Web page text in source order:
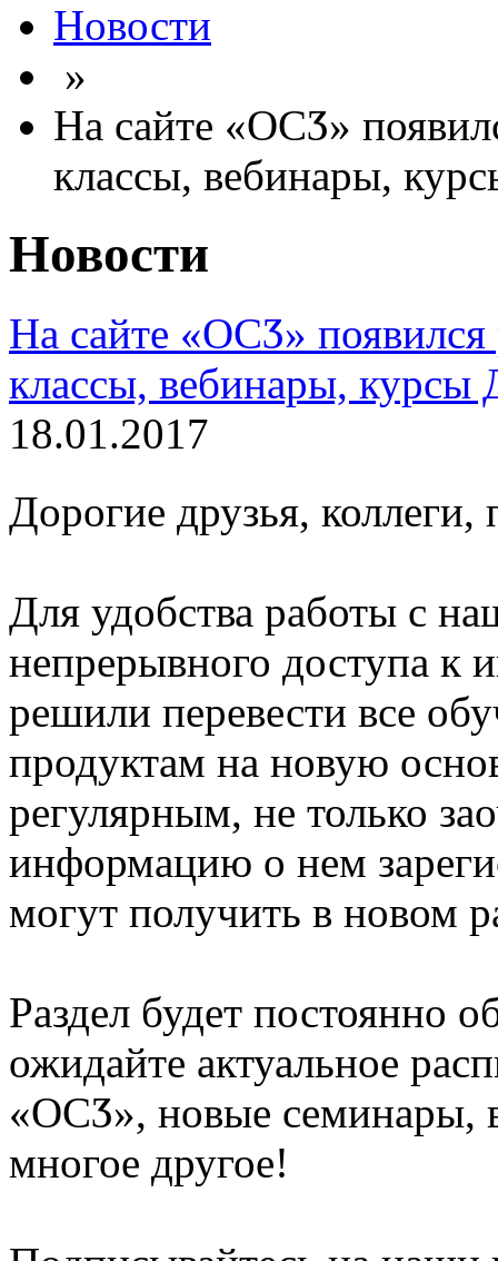
Новости
»
На сайте «ОСӠ»
классы, вебинары,
Новости
На сайте «ОСӠ»
классы, вебинары,
18.01.2017
Дорогие друзья, коллеги,
Для удобства работы с
непрерывного доступа
решили перевести все
продуктам на новую
регулярным, не только
информацию о нем
могут получить в новом
Раздел будет постоянно
ожидайте актуальное
«ОСӠ», новые семинары,
многое другое!